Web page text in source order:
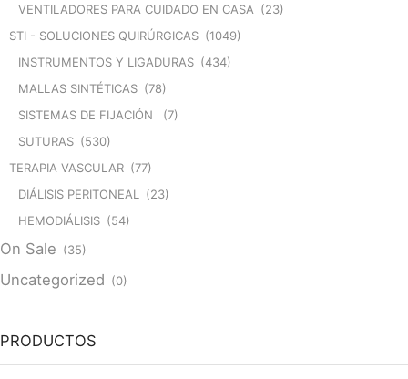
VENTILADORES PARA CUIDADO EN CASA (23)
STI - SOLUCIONES QUIRÚRGICAS (1049)
INSTRUMENTOS Y LIGADURAS (434)
MALLAS SINTÉTICAS (78)
SISTEMAS DE FIJACIÓN
(7)
SUTURAS (530)
TERAPIA VASCULAR (77)
DIÁLISIS PERITONEAL (23)
HEMODIÁLISIS (54)
On Sale (35)
Uncategorized (0)
PRODUCTOS